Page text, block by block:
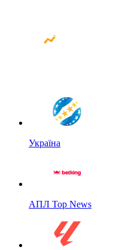
Україна
АПЛ Top News